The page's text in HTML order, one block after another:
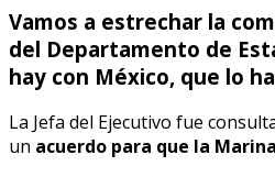
Vamos a estrechar la
del Departamento de
hay con México, que lo
La Jefa del Ejecutivo fue
un acuerdo para que la